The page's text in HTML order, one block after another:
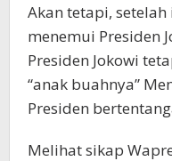
Akan tetapi,
menemui Presiden
Presiden Jokowi
“anak buahnya”
Presiden
Melihat sikap